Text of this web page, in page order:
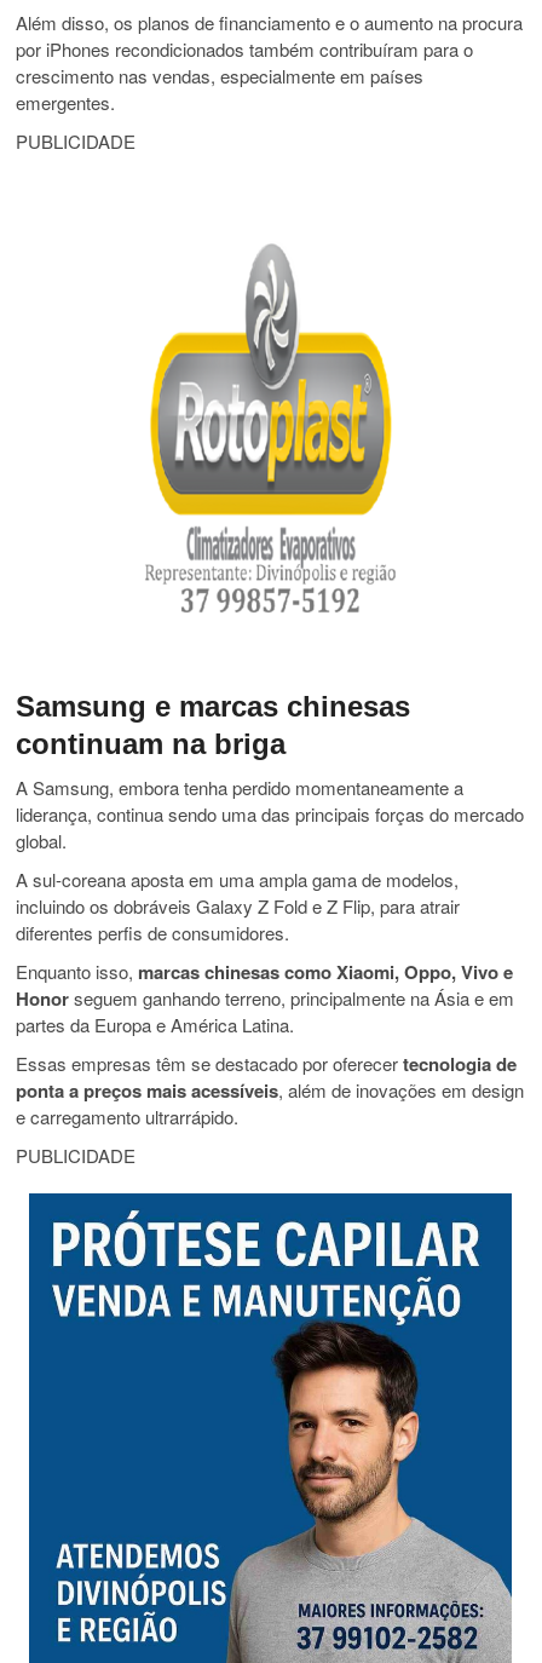
Além disso, os planos de financiamento e o aumento na procura
por iPhones recondicionados também contribuíram para o
crescimento nas vendas, especialmente em países
emergentes.
PUBLICIDADE
Samsung e marcas chinesas
continuam na briga
A Samsung, embora tenha perdido momentaneamente a
liderança, continua sendo uma das principais forças do mercado
global.
A sul-coreana aposta em uma ampla gama de modelos,
incluindo os dobráveis Galaxy Z Fold e Z Flip, para atrair
diferentes perfis de consumidores.
Enquanto isso, marcas chinesas como Xiaomi, Oppo, Vivo e
Honorseguem ganhando terreno, principalmente na Ásia e em
partes da Europa e América Latina.
Essas empresas têm se destacado por oferecertecnologia de
ponta a preços mais acessíveis, além de inovações em design
e carregamento ultrarrápido.
PUBLICIDADE